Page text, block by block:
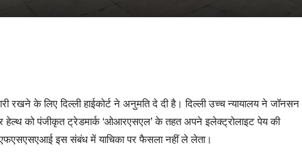
रखने के लिए दिल्ली हाईकोर्ट ने अनुमति दे दी है। दिल्ली उच्च न्यायालय ने जॉनसन
को पंजीकृत ट्रेडमार्क ‘ओआरएसएल’ के तहत अपने इलेक्ट्रोलाइट पेय की
इस संबंध में याचिका पर फैसला नहीं ले लेता।